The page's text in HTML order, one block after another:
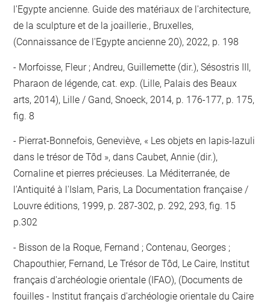
l'Egypte ancienne. Guide des matériaux de l'architecture,
de la sculpture et de la joaillerie., Bruxelles,
(Connaissance de l'Egypte ancienne 20), 2022, p. 198
Morfoisse, Fleur ; Andreu, Guillemette (dir.), Sésostris III,
Pharaon de légende, cat. exp. (Lille, Palais des Beaux
arts, 2014), Lille / Gand, Snoeck, 2014, p. 176-177, p. 175,
fig. 8
Pierrat-Bonnefois, Geneviève, « Les objets en lapis-lazuli
dans le trésor de Tôd », dans Caubet, Annie (dir.),
Cornaline et pierres précieuses. La Méditerranée, de
l'Antiquité à l'Islam, Paris, La Documentation française /
Louvre éditions, 1999, p. 287-302, p. 292, 293, fig. 15
p.302
Bisson de la Roque, Fernand ; Contenau, Georges ;
Chapouthier, Fernand, Le Trésor de Tôd, Le Caire, Institut
français d'archéologie orientale (IFAO), (Documents de
fouilles - Institut français d'archéologie orientale du Caire